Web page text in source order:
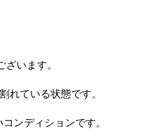
います。
れている状態です。
ンディションです。